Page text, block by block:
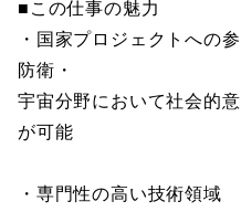
■この仕事の魅力
・国家プロジェクトへの
防衛・
宇宙分野において社会的
が可能
・専門性の高い技術領域